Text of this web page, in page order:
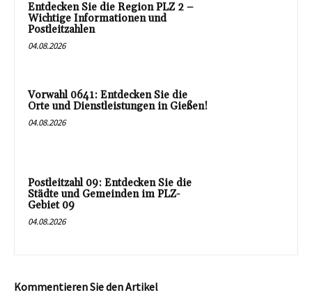
Entdecken Sie die Region PLZ 2 –
Wichtige Informationen und
Postleitzahlen
04.08.2026
Vorwahl 0641: Entdecken Sie die
Orte und Dienstleistungen in Gießen!
04.08.2026
Postleitzahl 09: Entdecken Sie die
Städte und Gemeinden im PLZ-
Gebiet 09
04.08.2026
Kommentieren Sie den Artikel